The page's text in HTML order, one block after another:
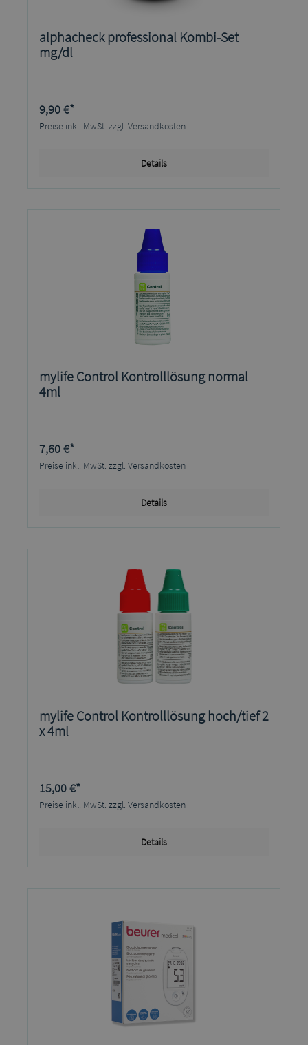
alphacheck professional Kombi-Set
mg/dl
9,90 €*
Preise inkl. MwSt. zzgl. Versandkosten
Details
mylife Control Kontrolllösung normal
4ml
7,60 €*
Preise inkl. MwSt. zzgl. Versandkosten
Details
mylife Control Kontrolllösung hoch/tief 2
x 4ml
15,00 €*
Preise inkl. MwSt. zzgl. Versandkosten
Details